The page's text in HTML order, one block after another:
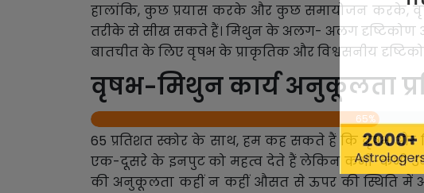
हालांकि, कुछ प्रयास करके और कुछ समायोजन करके,
तरीके से सीख सकते हैं। मिथुन के अलग- अलग दृष्टिकोण और
बातचीत के लिए वृषभ के प्राकृतिक और विश्वसनीय
वृषभ-मिथुन कार्य अनुकूलता
65%
65 प्रतिशत स्कोर के साथ, हम कह सकते हैं कि वृषभ
एक-दूसरे के इनपुट को महत्व देते हैं लेकिन कभी-कभी
की अनुकूलता कहीं न कहीं औसत से ऊपर की स्थिति में